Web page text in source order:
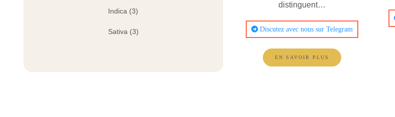
distinguent…
Discutez avec nous sur Telegram
EN SAVOIR PLUS
Indica (3)
Sativa (3)